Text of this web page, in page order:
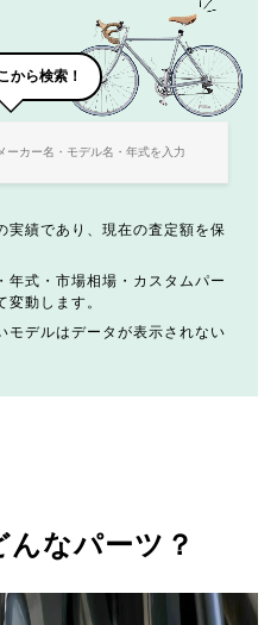
から検索！
実績であり、現在の査定額を保
年式・市場相場・カスタムパー
動します。
モデルはデータが表示されない
なパーツ？